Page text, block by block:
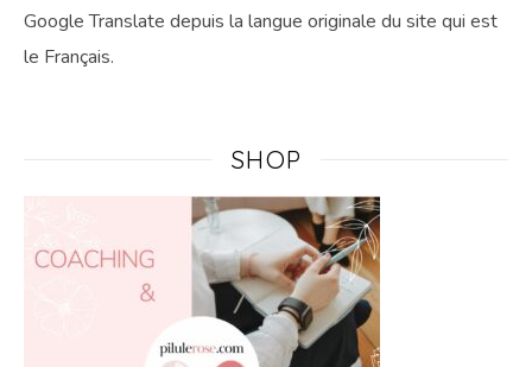
Google Translate depuis la langue originale du site qui est
le Français.
SHOP